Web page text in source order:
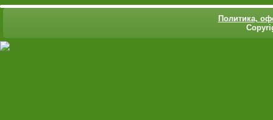
Политика,